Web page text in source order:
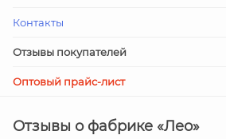
Контакты
Отзывы покупателей
Оптовый прайс-лист
Отзывы о фабрике «Лео»